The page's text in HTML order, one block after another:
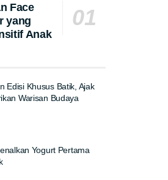
yang
Anak
Edisi Khusus Batik, Ajak
Warisan Budaya
Yogurt Pertama